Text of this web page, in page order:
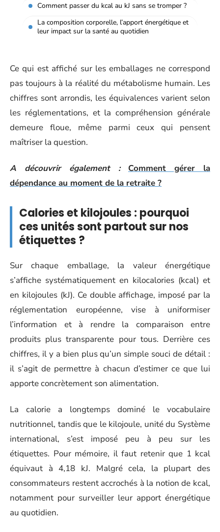
Comment passer du kcal au kJ sans se tromper ?
La composition corporelle, l’apport énergétique et
leur impact sur la santé au quotidien
Ce qui est affiché sur les emballages ne correspond
pas toujours à la réalité du métabolisme humain. Les
chiffres sont arrondis, les équivalences varient selon
les réglementations, et la compréhension générale
demeure floue, même parmi ceux qui pensent
maîtriser la question.
A découvrir également :
Comment gérer la
dépendance au moment de la retraite ?
Calories et kilojoules : pourquoi
ces unités sont partout sur nos
étiquettes ?
Sur chaque emballage, la valeur énergétique
s’affiche systématiquement en kilocalories (kcal) et
en kilojoules (kJ). Ce double affichage, imposé par la
réglementation européenne, vise à uniformiser
l’information et à rendre la comparaison entre
produits plus transparente pour tous. Derrière ces
chiffres, il y a bien plus qu’un simple souci de détail :
il s’agit de permettre à chacun d’estimer ce que lui
apporte concrètement son alimentation.
La calorie a longtemps dominé le vocabulaire
nutritionnel, tandis que le kilojoule, unité du Système
international, s’est imposé peu à peu sur les
étiquettes. Pour mémoire, il faut retenir que 1 kcal
équivaut à 4,18 kJ. Malgré cela, la plupart des
consommateurs restent accrochés à la notion de kcal,
notamment pour surveiller leur apport énergétique
au quotidien.